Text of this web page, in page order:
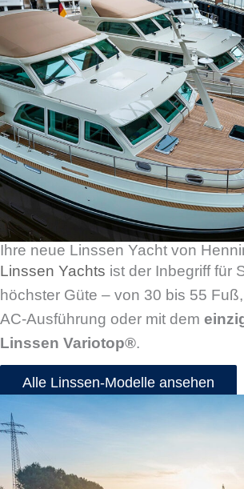
Ihre neue Linssen Yacht von
Linssen Yachts ist der Inbegriff für
höchster Güte – von 30 bis 55
AC-Ausführung oder mit dem
Linssen Variotop®.
Alle Linssen-Modelle ansehen